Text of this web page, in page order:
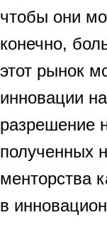
чтобы они
конечно,
этот рынок
инновации
разрешение
полученных
менторства
в